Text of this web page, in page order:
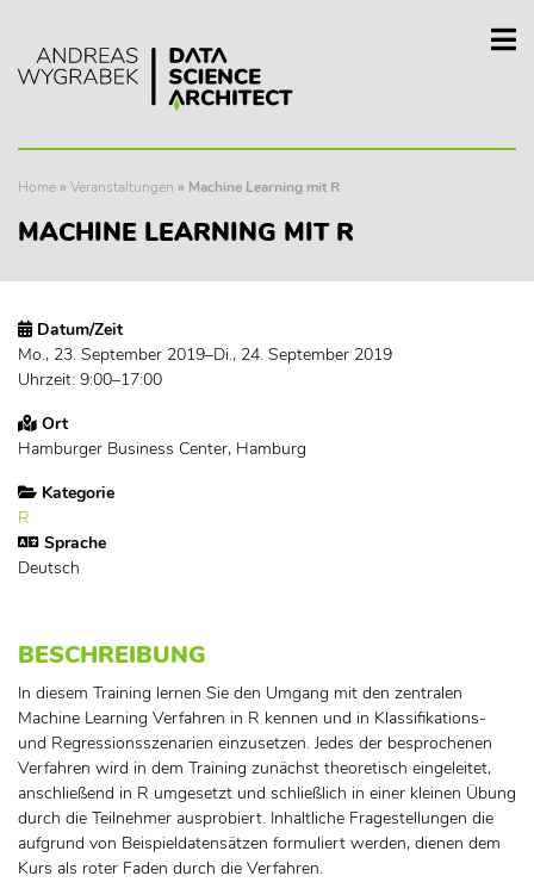
Home » Veranstaltungen » Machine Learning mit R
MACHINE LEARNING MIT R
Datum/Zeit
Mo., 23. September 2019–Di., 24. September 2019
Uhrzeit: 9:00–17:00
Ort
Hamburger Business Center, Hamburg
Kategorie
R
Sprache
Deutsch
BESCHREIBUNG
In diesem Training lernen Sie den Umgang mit den zentralen
Machine Learning Verfahren in R kennen und in Klassifikations-
und Regressionsszenarien einzusetzen. Jedes der besprochenen
Verfahren wird in dem Training zunächst theoretisch eingeleitet,
anschließend in R umgesetzt und schließlich in einer kleinen Übung
durch die Teilnehmer ausprobiert. Inhaltliche Fragestellungen die
aufgrund von Beispieldatensätzen formuliert werden, dienen dem
Kurs als roter Faden durch die Verfahren.